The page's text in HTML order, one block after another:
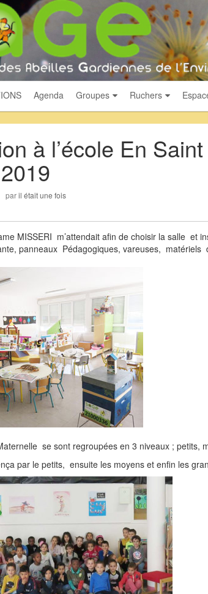
Agenda Groupes Ruchers
à l’école En
paril était une fois
MISSERI m’attendait afin de choisir la salle et
panneaux Pédagogiques, vareuses, matériels
se sont regroupées en 3 niveaux ; petits,
par le petits, ensuite les moyens et enfin les